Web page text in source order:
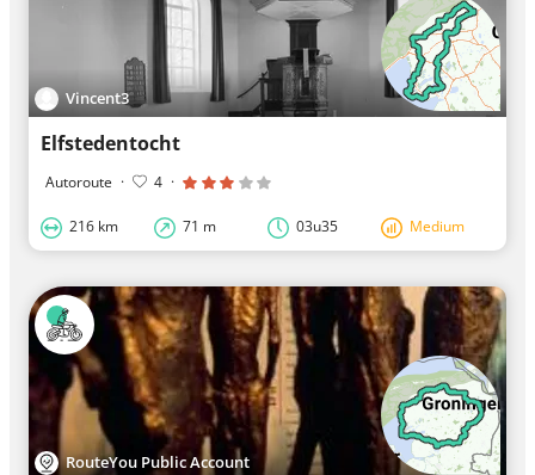
Vincent3
Elfstedentocht
Autoroute · 4 ·
216 km 71 m 03u35 Medium
RouteYou Public Account